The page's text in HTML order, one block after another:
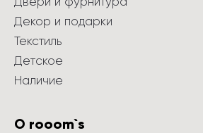
Декор и подарки
Текстиль
Детское
Наличие
О rooom`s